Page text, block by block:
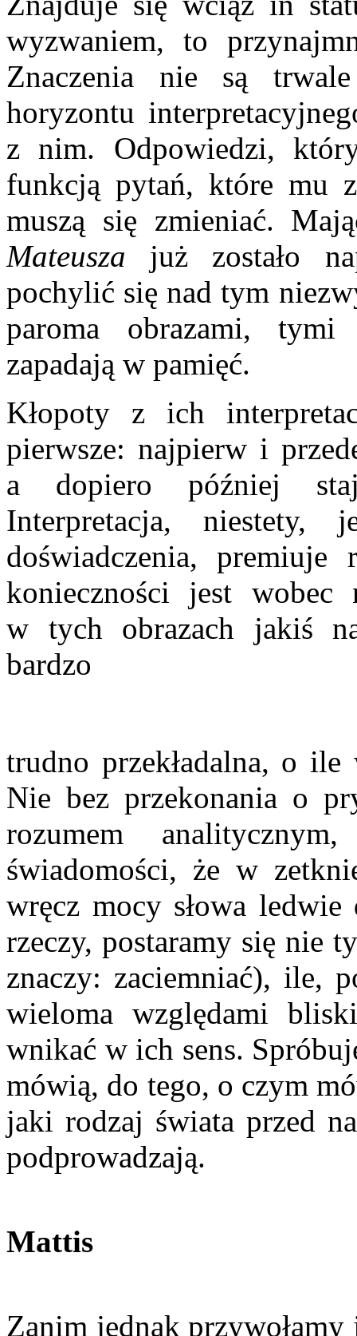
wyzwaniem, to
Znaczenia nie są
horyzontu
z nim. Odpowiedzi,
funkcją pytań, które mu
muszą się zmieniać.
Mateusza już zostało
pochylić się nad tym
paroma obrazami, tymi
zapadają w pamięć.
Kłopoty z ich
pierwsze: najpierw i
a dopiero później
Interpretacja, niestety,
doświadczenia,
konieczności jest
w tych obrazach jakiś
bardzo
trudno przekładalna, o
Nie bez przekonania o
rozumem
świadomości, że w
wręcz mocy słowa
rzeczy, postaramy się nie
znaczy: zaciemniać), ile,
wieloma względami
wnikać w ich sens.
mówią, do tego, o czym
jaki rodzaj świata przed
podprowadzają.
Mattis
Zanim jednak